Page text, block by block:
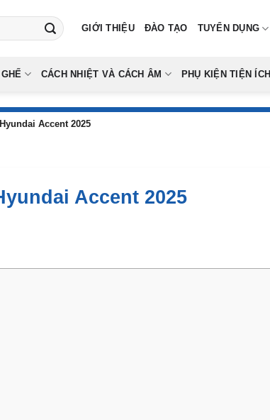
GIỚI THIỆU ĐÀO TẠO TUYỂN DỤNG
CÁCH NHIỆT VÀ CÁCH ÂM PHỤ KIỆN TIỆN ÍCH
Accent 2025
Accent 2025